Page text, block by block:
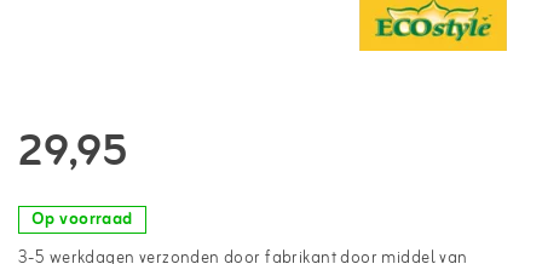
29,95
Op voorraad
3-5 werkdagen verzonden door fabrikant door middel van